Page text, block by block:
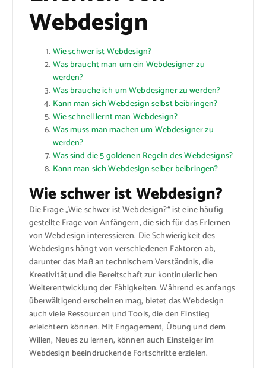
Webdesign
Wie schwer ist Webdesign?
Was braucht man um ein Webdesigner zu
werden?
Was brauche ich um Webdesigner zu werden?
Kann man sich Webdesign selbst beibringen?
Wie schnell lernt man Webdesign?
Was muss man machen um Webdesigner zu
werden?
Was sind die 5 goldenen Regeln des Webdesigns?
Kann man sich Webdesign selber beibringen?
Wie schwer ist Webdesign?
Die Frage „Wie schwer ist Webdesign?“ ist eine häufig
gestellte Frage von Anfängern, die sich für das Erlernen
von Webdesign interessieren. Die Schwierigkeit des
Webdesigns hängt von verschiedenen Faktoren ab,
darunter das Maß an technischem Verständnis, die
Kreativität und die Bereitschaft zur kontinuierlichen
Weiterentwicklung der Fähigkeiten. Während es anfangs
überwältigend erscheinen mag, bietet das Webdesign
auch viele Ressourcen und Tools, die den Einstieg
erleichtern können. Mit Engagement, Übung und dem
Willen, Neues zu lernen, können auch Einsteiger im
Webdesign beeindruckende Fortschritte erzielen.